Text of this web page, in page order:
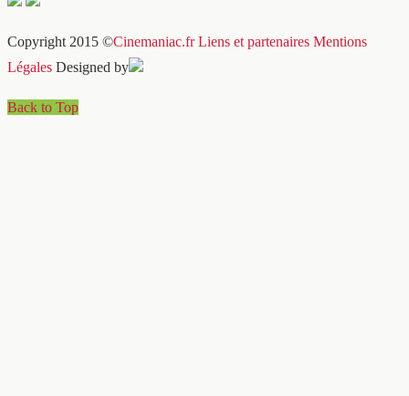
Copyright 2015 ©Cinemaniac.fr Liens et partenaires Mentions
Légales Designed by
Back to Top